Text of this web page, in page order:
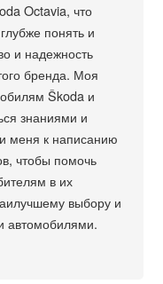
Octavia, что
понять и
и надежность
бренда. Моя
Škoda и
знаниями и
меня к написанию
чтобы помочь
в их
выбору и
автомобилями.